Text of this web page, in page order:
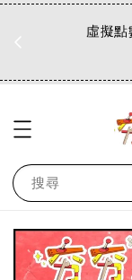
虛擬點
搜尋